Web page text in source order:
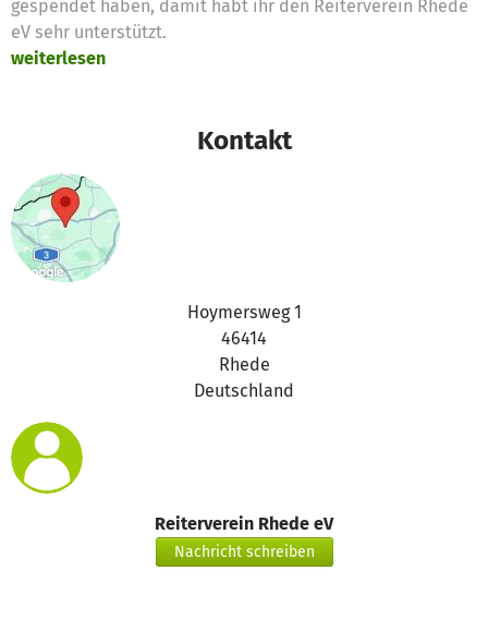
gespendet haben, damit habt ihr den Reiterverein Rhede
eV sehr unterstützt.
weiterlesen
Kontakt
Hoymersweg 1
46414
Rhede
Deutschland
Reiterverein Rhede eV
Nachricht schreiben